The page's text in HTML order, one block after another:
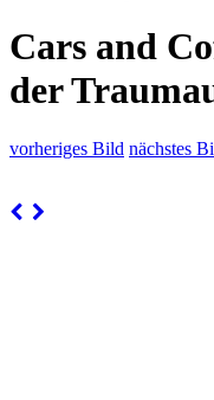
Cars and
der
vorheriges Bild nächstes